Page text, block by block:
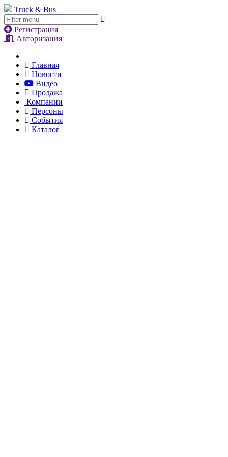
Truck & Bus
Регистрация
Авторизация
Главная
Новости
Видео
Продажа
Компании
Персоны
События
Каталог